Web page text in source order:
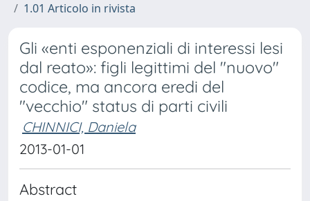
1.01 Articolo in rivista
Gli «enti esponenziali di interessi lesi
dal reato»: figli legittimi del "nuovo"
codice, ma ancora eredi del
"vecchio" status di parti civili
CHINNICI, Daniela
2013-01-01
Abstract